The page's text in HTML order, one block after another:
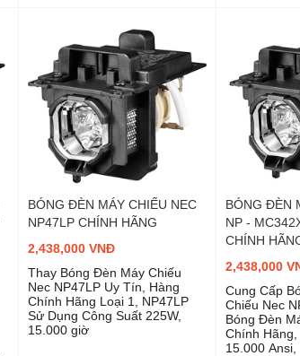
BÓNG ĐÈN MÁY CHIẾU NEC
NP47LP CHÍNH HÃNG
2,438,000 VNĐ
Thay Bóng Đèn Máy Chiếu
Nec NP47LP Uy Tín, Hàng
Chính Hãng Loại 1, NP47LP
Sử Dụng Công Suất 225W,
15.000 giờ
BÓNG ĐÈN
NP -
CHÍNH
2,438,000
Cung Cấp
Chiếu Nec
Bóng Đèn
Chính
15.000